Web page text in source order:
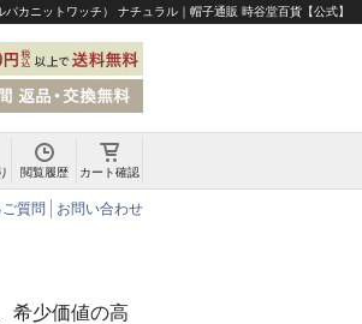
カニットワッチ） ナチュラル｜帽子通販 時谷堂百貨【公式】
閲覧履歴 カート確認
質問 お問い合わせ
希少価値の高